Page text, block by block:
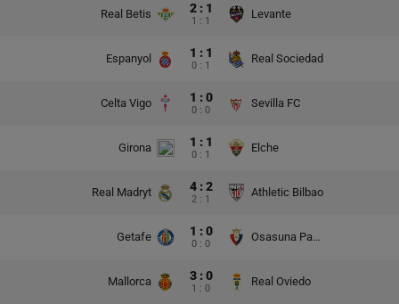
Real Betis 2 : 1
1 : 1
Levante
Espanyol 1 : 1
0 : 1
Real Sociedad
Celta Vigo 1 : 0
0 : 0
Sevilla FC
Girona 1 : 1
0 : 1
Elche
Real Madryt 4 : 2
2 : 1
Athletic Bilbao
Getafe 1 : 0
0 : 0
Osasuna Pampeluna
Mallorca 3 : 0
1 : 0
Real Oviedo